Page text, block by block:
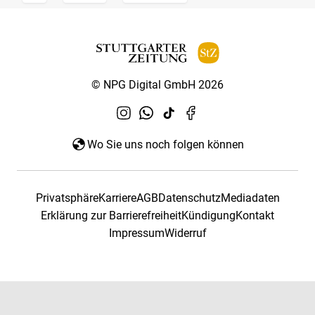
© NPG Digital GmbH 2026
Wo Sie uns noch folgen können
PrivatsphäreKarriereAGBDatenschutzMediadaten
Erklärung zur BarrierefreiheitKündigungKontakt
ImpressumWiderruf